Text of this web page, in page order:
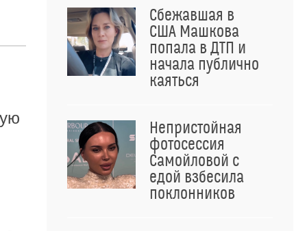
Сбежавшая в
США Машкова
попала в ДТП и
начала публично
каяться
Непристойная
фотосессия
Самойловой с
едой взбесила
поклонников